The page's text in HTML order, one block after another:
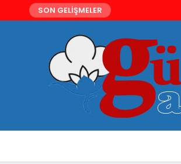
SON GELİŞMELER